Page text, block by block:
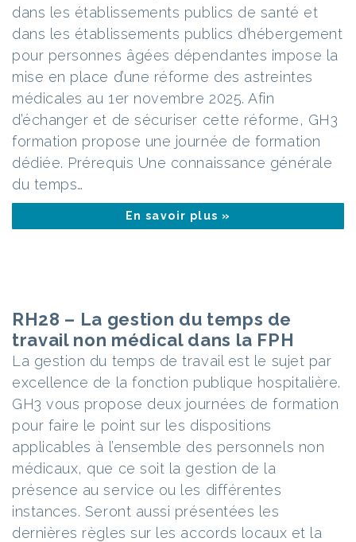
dans les établissements publics de santé et
dans les établissements publics d’hébergement
pour personnes âgées dépendantes impose la
mise en place d’une réforme des astreintes
médicales au 1er novembre 2025. Afin
d’échanger et de sécuriser cette réforme, GH3
formation propose une journée de formation
dédiée. Prérequis Une connaissance générale
du temps…
En savoir plus »
RH28 – La gestion du temps de
travail non médical dans la FPH
La gestion du temps de travail est le sujet par
excellence de la fonction publique hospitalière.
GH3 vous propose deux journées de formation
pour faire le point sur les dispositions
applicables à l’ensemble des personnels non
médicaux, que ce soit la gestion de la
présence au service ou les différentes
instances. Seront aussi présentées les
dernières règles sur les accords locaux et la